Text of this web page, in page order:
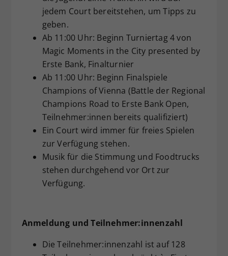
jedem Court bereitstehen, um Tipps zu
geben.
Ab 11:00 Uhr: Beginn Turniertag 4 von
Magic Moments in the City presented by
Erste Bank, Finalturnier
Ab 11:00 Uhr: Beginn Finalspiele
Champions of Vienna (Battle der Regional
Champions Road to Erste Bank Open,
Teilnehmer:innen bereits qualifiziert)
Ein Court wird immer für freies Spielen
zur Verfügung stehen.
Musik für die Stimmung und Foodtrucks
stehen durchgehend vor Ort zur
Verfügung.
Anmeldung und Teilnehmer:innenzahl
Die Teilnehmer:innenzahl ist auf 128